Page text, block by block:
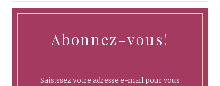
Abonnez-vous!
Saisissez votre adresse e-mail pour vous